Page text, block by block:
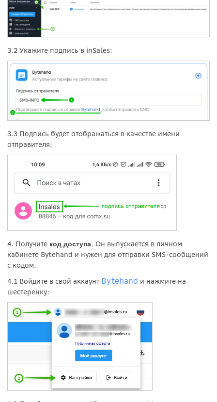
3.2 Укажите подпись в inSales:
3.3 Подпись будет отображаться в качестве имени
отправителя:
4. Получите код доступа. Он выпускается в личном
кабинете Bytehand и нужен для отправки SMS-сообщений
с кодом.
4.1 Войдите в свой аккаунт Bytehand и нажмите на
шестеренку: